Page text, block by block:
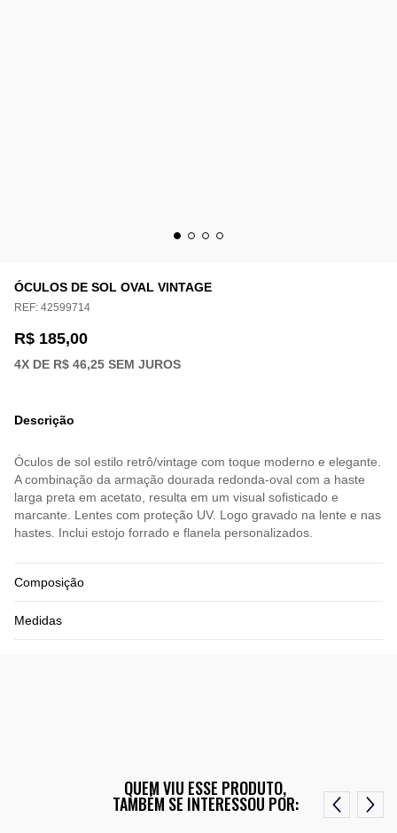
ÓCULOS DE SOL OVAL VINTAGE
REF: 42599714
R$ 185,00
4X DE R$ 46,25 SEM JUROS
Descrição
Óculos de sol estilo retrô/vintage com toque moderno e elegante.
A combinação da armação dourada redonda-oval com a haste
larga preta em acetato, resulta em um visual sofisticado e
marcante. Lentes com proteção UV. Logo gravado na lente e nas
hastes. Inclui estojo forrado e flanela personalizados.
Composição
Medidas
QUEM VIU ESSE PRODUTO,
TAMBÉM SE INTERESSOU POR: